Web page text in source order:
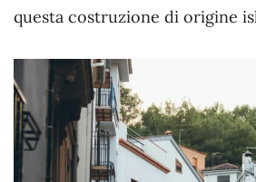
questa costruzione di origine